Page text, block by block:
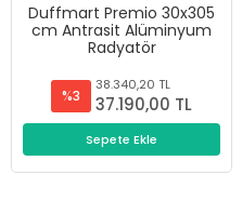
Duffmart Premio 30x305
cm Antrasit Alüminyum
Radyatör
%3
38.340,20 TL
37.190,00 TL
Sepete Ekle